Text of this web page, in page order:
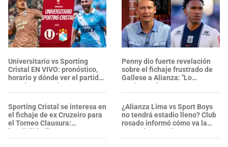
Universitario vs Sporting
Cristal EN VIVO: pronóstico,
horario y dónde ver el partido
por el Torneo Clausura 2026
Sporting Cristal se interesa en
el fichaje de ex Cruzeiro para
el Torneo Clausura:
"Posibilidad"
Penny dio fuerte revelación
sobre el fichaje frustrado de
Gallese a Alianza: "Lo
metieron..."
¿Alianza Lima vs Sport Boys
no tendrá estadio lleno? Club
rosado informó cómo va la
venta de entradas